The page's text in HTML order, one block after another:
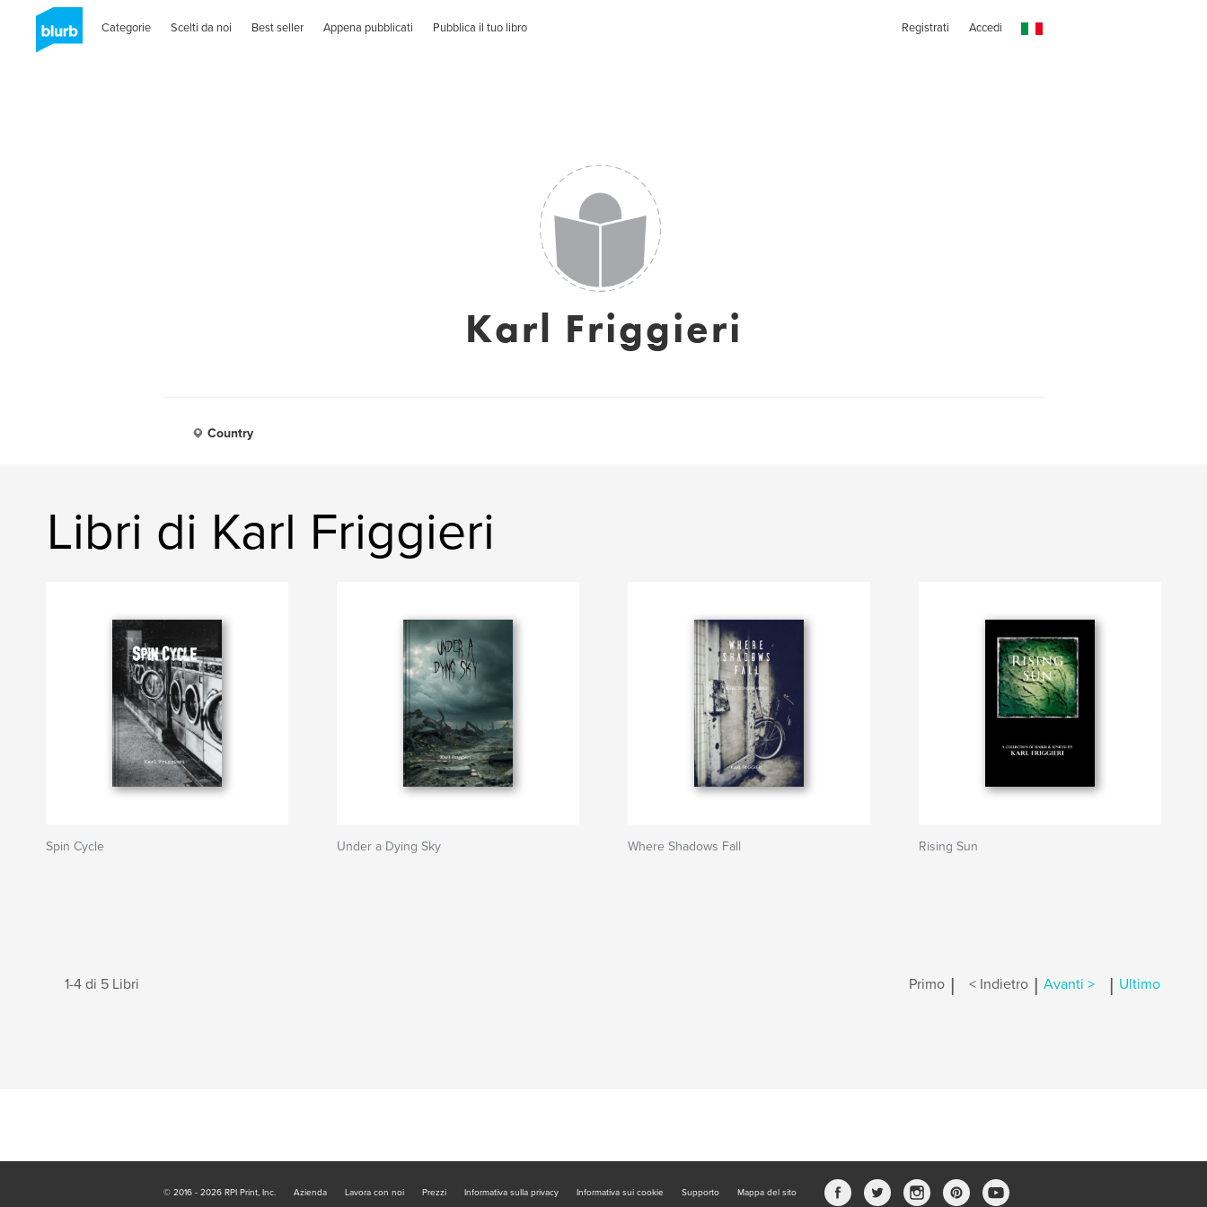
Categorie Scelti da noi Best seller Appena pubblicati Pubblica il tuo libro Registrati Accedi
Karl Friggieri
Country
Libri di Karl Friggieri
Spin Cycle Under a Dying Sky Where Shadows Fall Rising Sun
1-4 di 5 Libri Primo | < Indietro | Avanti > | Ultimo
© 2016 - 2026 RPI Print, Inc. Azienda Lavora con noi Prezzi Informativa sulla privacy Informativa sui cookie Supporto Mappa del sito